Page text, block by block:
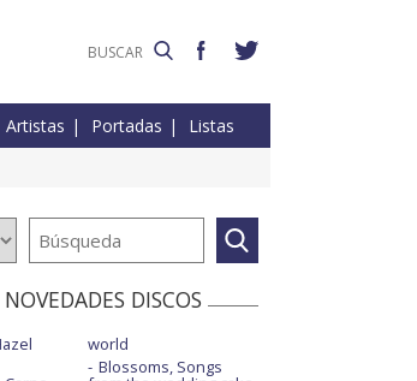
Artistas Portadas Listas
NOVEDADES DISCOS
world
Blossoms, Songs